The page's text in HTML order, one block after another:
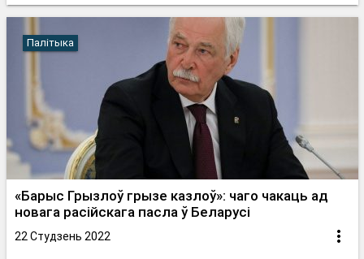
Палітыка
«Барыс Грызлоў грызе казлоў»: чаго чакаць ад
новага расійскага пасла ў Беларусі
22 Студзень 2022